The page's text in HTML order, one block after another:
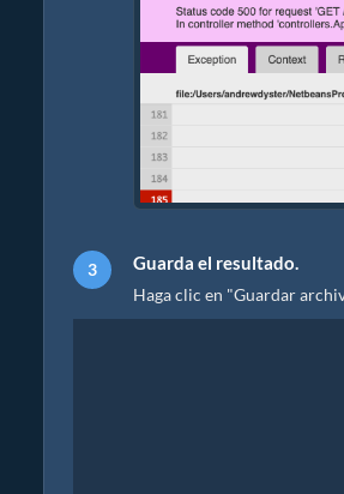
Guarda el resultado.
Haga clic en "Guardar